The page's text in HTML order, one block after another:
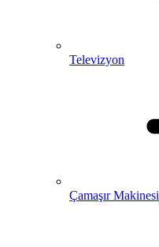
Televizyon
Çamaşır Makinesi